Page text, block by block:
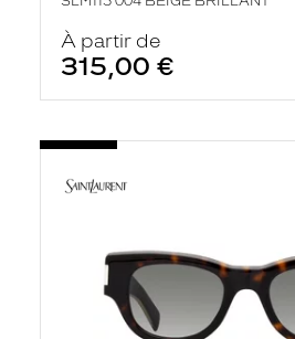
À partir de
315,00 €